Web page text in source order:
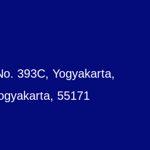
393C, Yogyakarta,
55171